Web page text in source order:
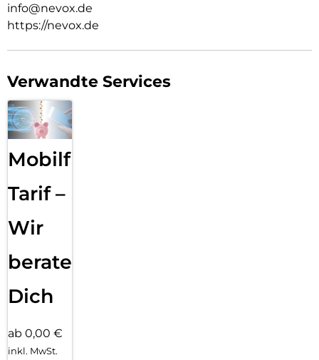
info@nevox.de
https://nevox.de
Verwandte Services
Mobilfunk
Tarif –
Wir
beraten
Dich
ab 0,00 €
inkl. MwSt.